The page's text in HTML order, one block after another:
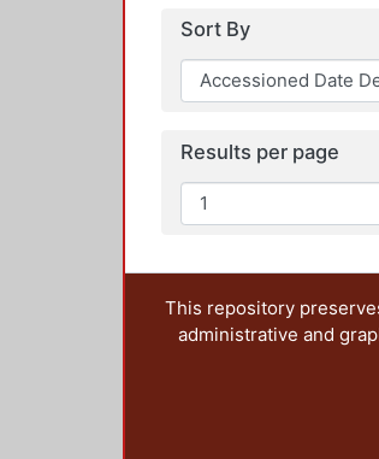
Sort By
Results per page
This repository
administrative and